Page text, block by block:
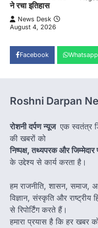
ने रचा इतिहास
News Desk
August 4, 2026
Facebook Whatsapp
Roshni Darpan
रोशनी दर्पण न्यूज एक स्वतंत्र
की खबरों को
निष्पक्ष, तथ्यपरक और जिम्मेदार
के उद्देश्य से कार्य करता है।
हम राजनीति, शासन, समाज,
विज्ञान, संस्कृति और राष्ट्रीय
से रिपोर्टिंग करते हैं।
हमारा प्रयास है कि हर खबर